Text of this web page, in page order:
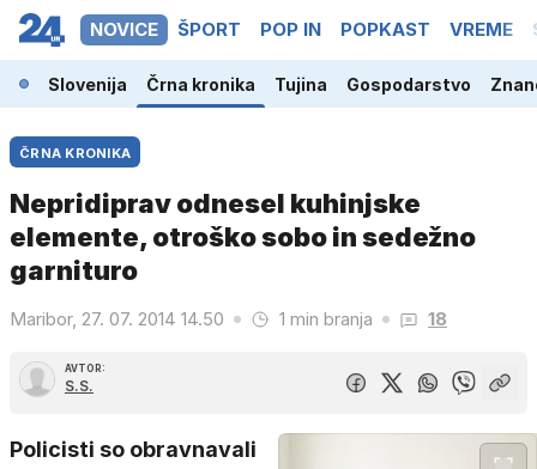
NOVICE ŠPORT POP IN POPKAST VREME
Slovenija Črna kronika Tujina Gospodarstvo
ČRNA KRONIKA
Nepridiprav odnesel kuhinjske
elemente, otroško sobo in sedežno
garnituro
Maribor, 27. 07. 2014 14.50 1 min branja 18
AVTOR:
S.S.
Policisti so obravnavali